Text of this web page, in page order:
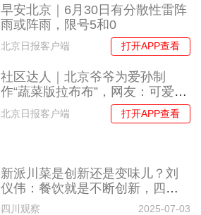
早安北京｜6月30日有分散性雷阵
雨或阵雨，限号5和0
北京日报客户端 打开APP查看
社区达人｜北京爷爷为爱孙制
作“蔬菜版拉布布”，网友：可爱到
想把它吃掉！
北京日报客户端 打开APP查看
新派川菜是创新还是变味儿？刘
仪伟：餐饮就是不断创新，四川
人如果守正就不要吃辣了
四川观察 2025-07-03